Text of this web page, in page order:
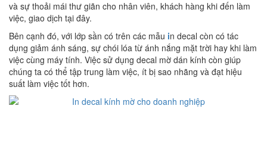
và sự thoải mái thư giãn cho nhân viên, khách hàng khi đến làm
việc, giao dịch tại đây.
Bên cạnh đó, với lớp sần có trên các mẫu in decal còn có tác
dụng giảm ánh sáng, sự chói lóa từ ánh nắng mặt trời hay khi làm
việc cùng máy tính. Việc sử dụng decal mờ dán kính còn giúp
chúng ta có thể tập trung làm việc, ít bị sao nhãng và đạt hiệu
suất làm việc tốt hơn.